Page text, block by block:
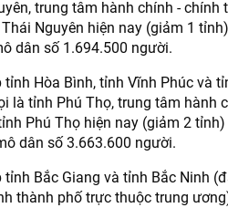
trung tâm hành chính -
Nguyên hiện nay (giảm 1
dân số 1.694.500 người.
tỉnh Hòa Bình, tỉnh Vĩnh Phúc và
là tỉnh Phú Thọ, trung tâm hành
Phú Thọ hiện nay (giảm 2
dân số 3.663.600 người.
tỉnh Bắc Giang và tỉnh Bắc Ninh
thành phố trực thuộc trung